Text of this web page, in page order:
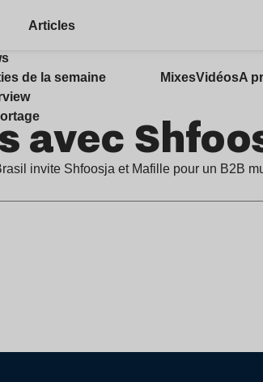
Articles
de la semaine
MixesVidéosA
avec
invite Shfoosja et Mafille pour un B2B